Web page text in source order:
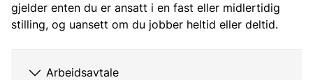
gjelder enten du er ansatt i en fast eller midlertidig
stilling, og uansett om du jobber heltid eller deltid.
Arbeidsavtale